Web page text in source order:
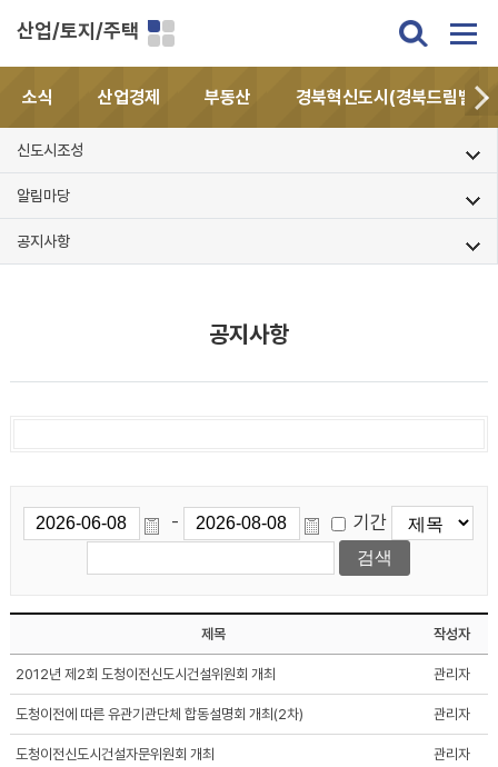
산업/토지/주택
소식 산업경제 부동산 경북혁신도시(경북드림밸리)
신도시조성
알림마당
공지사항
공지사항
- 기간
제목 작성자
2012년 제2회 도청이전신도시건설위원회 개최 관리자
도청이전에 따른 유관기관단체 합동설명회 개최(2차) 관리자
도청이전신도시건설자문위원회 개최 관리자